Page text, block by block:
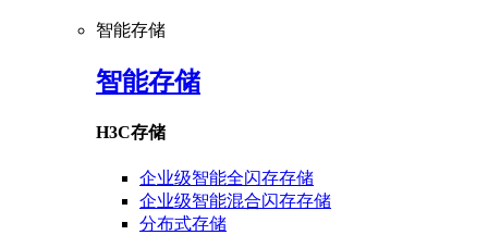
智能存储
智能存储
H3C存储
企业级智能全闪存存储
企业级智能混合闪存存储
分布式存储